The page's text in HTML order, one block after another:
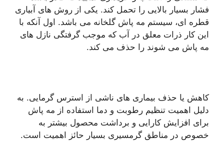
فشار بسیار بالایی را تحمل کند. یکی از روش های آبیاری
قطره ای، سیستم مه پاش گلخانه می باشد. اول آنکه با
این کار ذرات معلق در آب که موجب گرفتگی نازل های
مه پاش می شوند را حذف می کند.
کاهش یا حذف بیماری های ناشی از استرس گرمایی. به
دلیل اهمیت تنظیم رطوبت و دما استفاده از مه پاش
برای افزایش کارایی و برداشت محصول بیشتر به
خصوص در مناطق گرمسیری بسیار حائز اهمیت است.